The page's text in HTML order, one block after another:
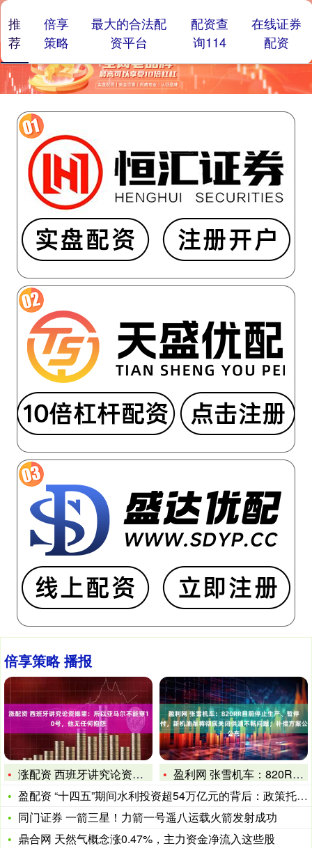
倍享策略 播报
涨配资 西班牙讲究论资排辈：所以亚马尔不能穿10号，他无任何
盈利网 张雪机车：820RR目前停止生产、暂停交付，新机油泵
盈配资 “十四五”期间水利投资超54万亿元的背后：政策托底，
同门证券 一箭三星！力箭一号遥八运载火箭发射成功
鼎合网 天然气概念涨0.47%，主力资金净流入这些股
推
荐
倍享
策略
最大的合法配
资平台
配资查
询114
在线证券
配资